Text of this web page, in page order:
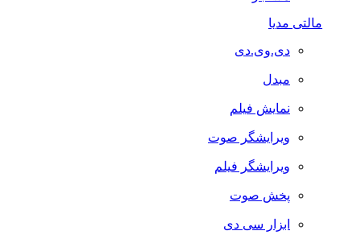
مالتی مدیا
دی.وی.دی
مبدل
نمایش فیلم
ویرایشگر صوت
ویرایشگر فیلم
پخش صوت
ابزار سی دی